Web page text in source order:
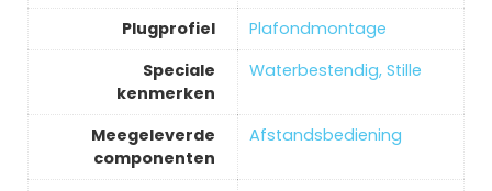
Plugprofiel
‎Plafondmontage
Speciale
kenmerken
‎Waterbestendig, Stille
Meegeleverde
componenten
‎Afstandsbediening